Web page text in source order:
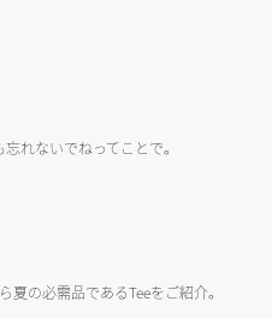
れないでねってことで。
夏の必需品であるTeeをご紹介。